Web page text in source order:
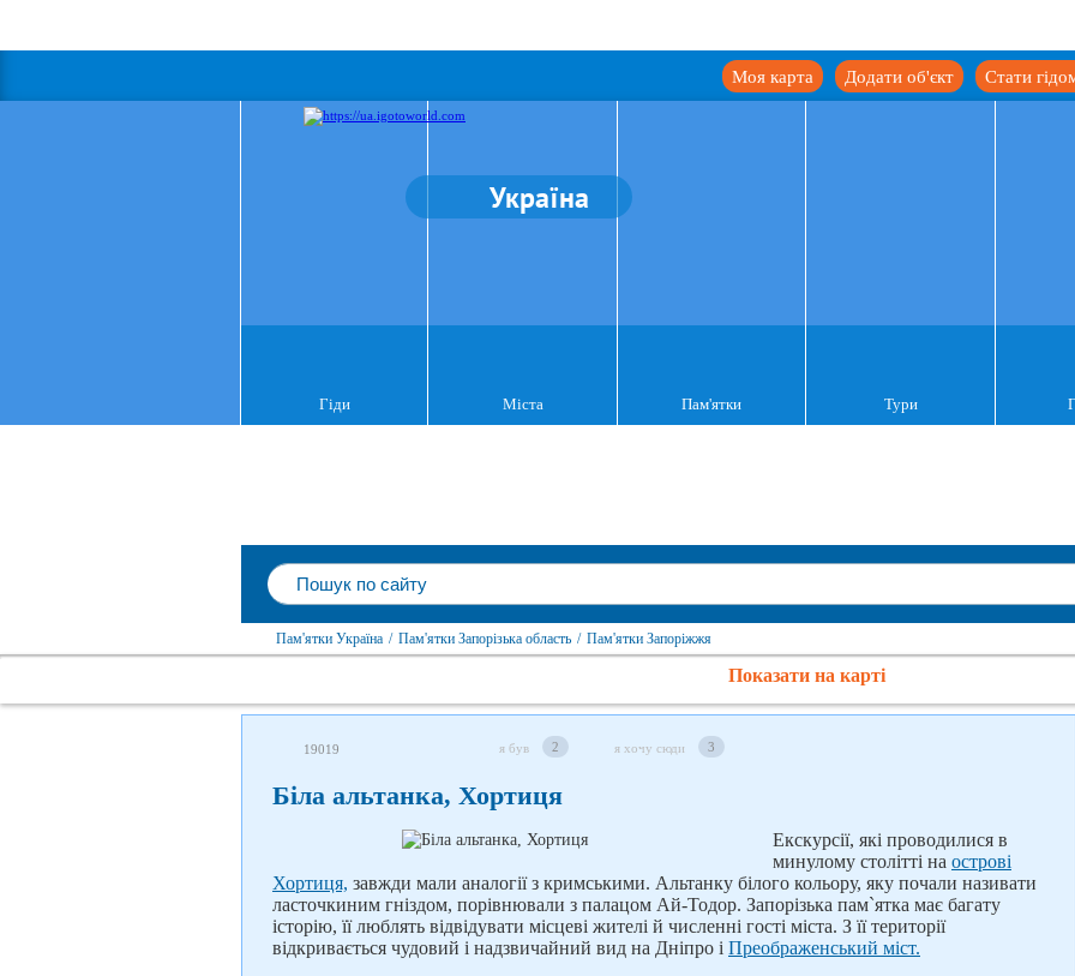
Стати
Додати об'єкт
Моя карта
Україна
Гіди Міста Пам'ятки Тури
Пам'ятки Україна / Пам'ятки Запорізька область / Пам'ятки Запоріжжя
Показати на карті
19019 я був 2 я хочу сюди 3
Біла альтанка, Хортиця
Екскурсії, які проводилися в
минулому столітті на острові
Хортиця, завжди мали аналогії з кримськими. Альтанку білого кольору, яку почали називати
ласточкиним гніздом, порівнювали з палацом Ай-Тодор. Запорізька пам`ятка має багату
історію, її люблять відвідувати місцеві жителі й численні гості міста. З її території
відкривається чудовий і надзвичайний вид на Дніпро і Преображенський міст.